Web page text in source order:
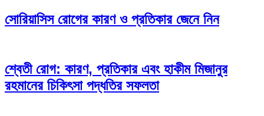
সোরিয়াসিস রোগের কারণ ও প্রতিকার জেনে নিন
শ্বেতী রোগ: কারণ, প্রতিকার এবং হাকীম মিজানুর
রহমানের চিকিৎসা পদ্ধতির সফলতা